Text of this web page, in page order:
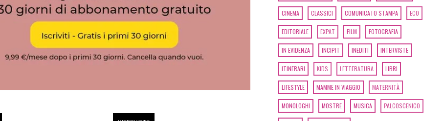
CINEMA CLASSICI COMUNICATO STAMPA ECO
EDITORIALE EXPAT FILM FOTOGRAFIA
IN EVIDENZA INCIPIT INEDITI INTERVISTE
ITINERARI KIDS LETTERATURA LIBRI
LIFESTYLE MAMME IN VIAGGIO MATERNITÀ
MONOLOGHI MOSTRE MUSICA PALCOSCENICO